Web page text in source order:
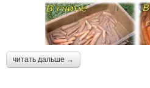
читать дальше →